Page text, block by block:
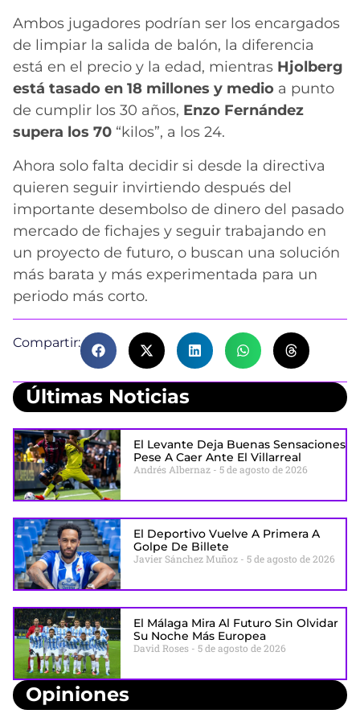
Ambos jugadores podrían ser los encargados
de limpiar la salida de balón, la diferencia
está en el precio y la edad, mientras Hjolberg
está tasado en 18 millones y medio a punto
de cumplir los 30 años, Enzo Fernández
supera los 70 “kilos”, a los 24.
Ahora solo falta decidir si desde la directiva
quieren seguir invirtiendo después del
importante desembolso de dinero del pasado
mercado de fichajes y seguir trabajando en
un proyecto de futuro, o buscan una solución
más barata y más experimentada para un
periodo más corto.
Compartir:
Últimas Noticias
El Levante Deja Buenas Sensaciones
Pese A Caer Ante El Villarreal
Andrés Albernaz 5 de agosto de 2026
El Deportivo Vuelve A Primera A
Golpe De Billete
Javier Sánchez Muñoz 5 de agosto de 2026
El Málaga Mira Al Futuro Sin Olvidar
Su Noche Más Europea
David Roses 5 de agosto de 2026
Opiniones